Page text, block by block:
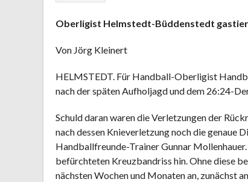
Oberligist Helmstedt-Büddenstedt
Von Jörg Kleinert
HELMSTEDT. Für Handball-Oberligist
nach der späten Aufholjagd und dem 26:24-
Schuld daran waren die Verletzungen der
nach dessen Knieverletzung noch die genaue
Handballfreunde-Trainer Gunnar
befürchteten Kreuzbandriss hin. Ohne diese
nächsten Wochen und Monaten an, zunächst